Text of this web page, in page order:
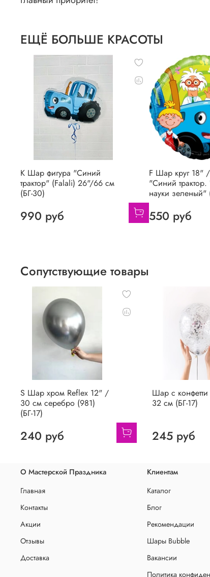
ЕЩЁ БОЛЬШЕ КРАСОТЫ
К Шар фигура "Синий
трактор" (Falali) 26"/66 см
(БГ-30)
990 руб
F Шар круг 18"
"Синий трактор.
науки зеленый"
550 руб
Сопутствующие товары
S Шар хром Reflex 12" /
30 см серебро (981)
(БГ-17)
240 руб
Шар с
32 см (БГ-17)
245 руб
О Мастерской Праздника
Главная
Контакты
Акции
Отзывы
Доставка
Клиентам
Каталог
Блог
Рекомендации
Шары Bubble
Вакансии
Политика